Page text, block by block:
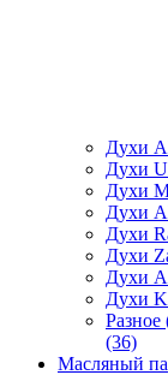
Духи
Духи
Духи
Духи
Духи
Духи
Духи
Духи
(36)
Масляный